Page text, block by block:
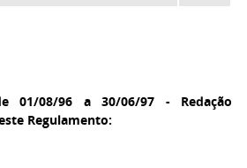
01/08/96 a 30/06/97 - Redação
Regulamento: